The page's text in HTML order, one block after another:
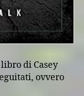
di Casey
ovvero